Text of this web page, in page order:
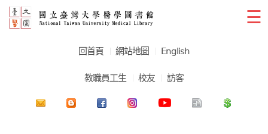
☰
回首頁 網站地圖 English
教職員工生 校友 訪客